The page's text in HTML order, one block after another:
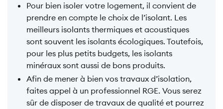
Pour bien isoler votre logement, il convient de
prendre en compte le choix de l’isolant. Les
meilleurs isolants thermiques et acoustiques
sont souvent les isolants écologiques. Toutefois,
pour les plus petits budgets, les isolants
minéraux sont aussi de bons produits.
Afin de mener à bien vos travaux d’isolation,
faites appel à un professionnel RGE. Vous serez
sûr de disposer de travaux de qualité et pourrez